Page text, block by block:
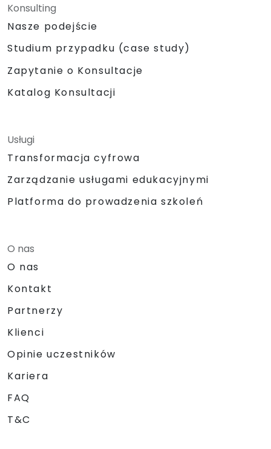
Konsulting
Nasze podejście
Studium przypadku (case study)
Zapytanie o Konsultacje
Katalog Konsultacji
Usługi
Transformacja cyfrowa
Zarządzanie usługami edukacyjnymi
Platforma do prowadzenia szkoleń
O nas
O nas
Kontakt
Partnerzy
Klienci
Opinie uczestników
Kariera
FAQ
T&C